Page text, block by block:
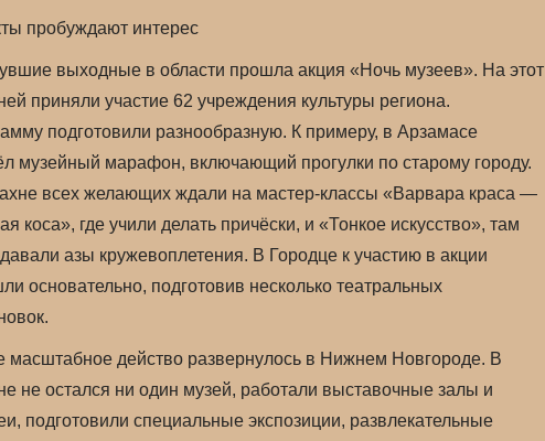
пробуждают интерес
выходные в области прошла акция «Ночь музеев». На этот
приняли участие 62 учреждения культуры региона.
подготовили разнообразную. К примеру, в Арзамасе
музейный марафон, включающий прогулки по старому городу.
всех желающих ждали на мастер-классы «Варвара краса —
коса», где учили делать причёски, и «Тонкое искусство», там
азы кружевоплетения. В Городце к участию в акции
основательно, подготовив несколько театральных
масштабное действо развернулось в Нижнем Новгороде. В
не остался ни один музей, работали выставочные залы и
подготовили специальные экспозиции, развлекательные